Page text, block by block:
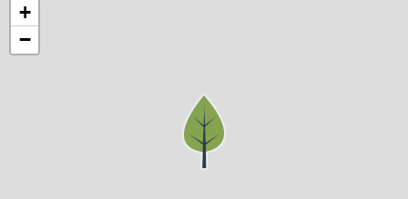
+
−